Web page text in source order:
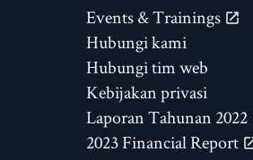
Events & Trainings
Hubungi kami
Hubungi tim web
Kebijakan privasi
Laporan Tahunan 2022
2023 Financial Report